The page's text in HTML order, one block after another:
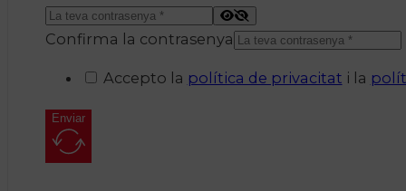
Confirma la contrasenya
Accepto la política de privacitat i la
Enviar